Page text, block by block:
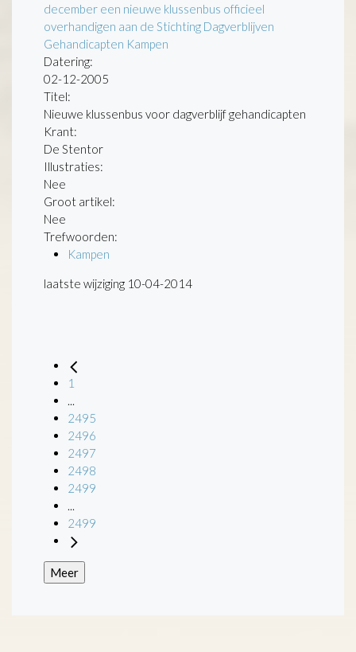
december een nieuwe klussenbus officieel
overhandigen aan de Stichting Dagverblijven
Gehandicapten Kampen
Datering:
02-12-2005
Titel:
Nieuwe klussenbus voor dagverblijf gehandicapten
Krant:
De Stentor
Illustraties:
Nee
Groot artikel:
Nee
Trefwoorden:
Kampen
laatste wijziging 10-04-2014
1
2495
2496
2497
2498
2499
2499
Meer